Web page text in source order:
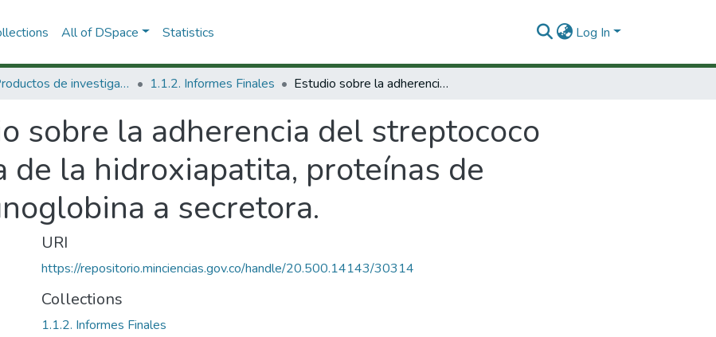
All of DSpace Statistics Log In
1.1 Productos de investigación 1.1.2. Informes Finales Estudio sobre la adherencia del streptococo mutans : influencia de la hidroxiapatita, proteínas de adherencia e inmunoglobina a secretora.
sobre la adherencia del streptococo
de la hidroxiapatita, proteínas de
a secretora.
URI
https://repositorio.minciencias.gov.co/handle/20.500.14143/30314
Collections
1.1.2. Informes Finales